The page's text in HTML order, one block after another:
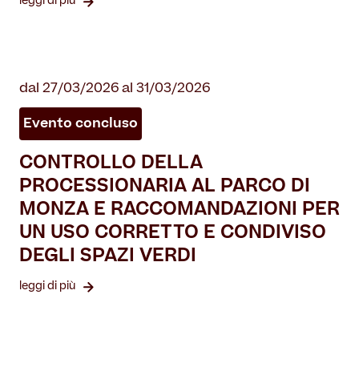
dal 27/03/2026 al 31/03/2026
Evento concluso
CONTROLLO DELLA
PROCESSIONARIA AL PARCO DI
MONZA E RACCOMANDAZIONI PER
UN USO CORRETTO E CONDIVISO
DEGLI SPAZI VERDI
leggi di più